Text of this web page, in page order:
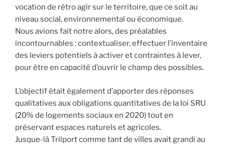
vocation de rétro agir sur le territoire, que ce soit au
niveau social, environnemental ou économique.
Nous avions fait notre alors, des préalables
incontournables : contextualiser, effectuer l’inventaire
des leviers potentiels à activer et contraintes à lever,
pour être en capacité d’ouvrir le champ des possibles.
L’objectif était également d’apporter des réponses
qualitatives aux obligations quantitatives de la loi SRU
(20% de logements sociaux en 2020) tout en
préservant espaces naturels et agricoles.
Jusque-là Trilport comme tant de villes avait grandi au